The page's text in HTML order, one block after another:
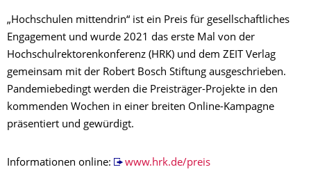
„Hochschulen mittendrin“ ist ein Preis für gesellschaftliches
Engagement und wurde 2021 das erste Mal von der
Hochschulrektorenkonferenz (HRK) und dem ZEIT Verlag
gemeinsam mit der Robert Bosch Stiftung ausgeschrieben.
Pandemiebedingt werden die Preisträger-Projekte in den
kommenden Wochen in einer breiten Online-Kampagne
präsentiert und gewürdigt.
Informationen online: www.hrk.de/preis